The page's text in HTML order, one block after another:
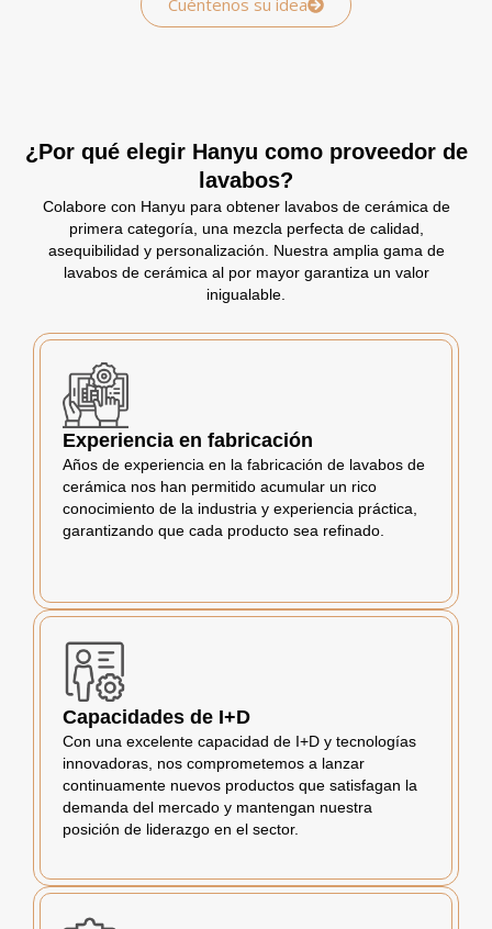
Cuéntenos su idea
¿Por qué elegir Hanyu como proveedor de
lavabos?
Colabore con Hanyu para obtener lavabos de cerámica de
primera categoría, una mezcla perfecta de calidad,
asequibilidad y personalización. Nuestra amplia gama de
lavabos de cerámica al por mayor garantiza un valor
inigualable.
Experiencia en fabricación
Años de experiencia en la fabricación de lavabos de
cerámica nos han permitido acumular un rico
conocimiento de la industria y experiencia práctica,
garantizando que cada producto sea refinado.
Capacidades de I+D
Con una excelente capacidad de I+D y tecnologías
innovadoras, nos comprometemos a lanzar
continuamente nuevos productos que satisfagan la
demanda del mercado y mantengan nuestra
posición de liderazgo en el sector.